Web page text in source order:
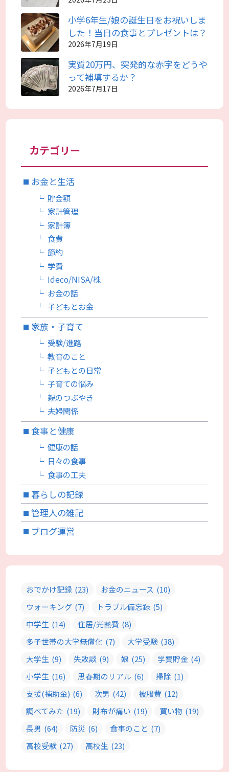
小学6年生/娘の誕生日をお祝いしま
した！当日の食事とプレゼントは？
2026年7月19日
実質20万円、突発的な赤字をどうや
って補填するか？
2026年7月17日
カテゴリー
お金と生活
貯金額
家計管理
家計簿
食費
節約
学費
Ideco/NISA/株
お金の話
子どもとお金
家族・子育て
受験/進路
教育のこと
子どもとの日常
子育ての悩み
親のつぶやき
夫婦関係
食事と健康
健康の話
日々の食事
食事の工夫
暮らしの記録
管理人の雑記
ブログ運営
おでかけ記録 (23) お金のニュース (10)
ウォーキング (7) トラブル備忘録 (5)
中学生 (14) 住居/光熱費 (8)
多子世帯の大学無償化 (7) 大学受験 (38)
大学生 (9) 失敗談 (9) 娘 (25) 学費貯金 (4)
小学生 (16) 思春期のリアル (6) 掃除 (1)
支援(補助金) (6) 次男 (42) 被服費 (12)
調べてみた (19) 財布が痛い (19) 買い物 (19)
長男 (64) 防災 (6) 食事のこと (7)
高校受験 (27) 高校生 (23)